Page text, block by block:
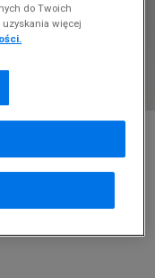
ubiegłych
do Twoich
uzyskania więcej